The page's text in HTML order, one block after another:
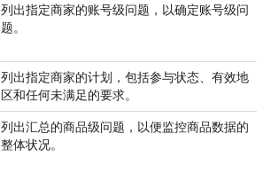
列出指定商家的账号级问题，以确定账号级问
题。
列出指定商家的计划，包括参与状态、有效地
区和任何未满足的要求。
列出汇总的商品级问题，以便监控商品数据的
整体状况。